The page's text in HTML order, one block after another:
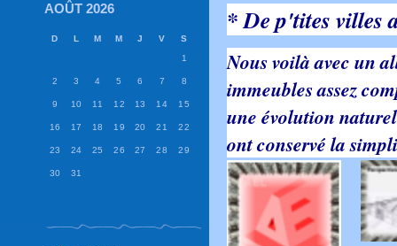
AOÛT 2026
D L M M J V
S
1
2 3 4 5 6 7 8
9 10 11 12 13 14 15
16 17 18 19 20 21 22
23 24 25 26 27 28 29
30 31
* De p'tites villes
Nous voilà avec un
immeubles assez
une évolution
ont conservé la